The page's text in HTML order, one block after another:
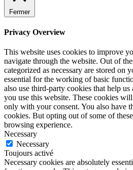
Fermer
Privacy Overview
This website uses cookies to improve
navigate through the website. Out of
categorized as necessary are stored on
essential for the working of basic
also use third-party cookies that help
you use this website. These cookies
only with your consent. You also have
cookies. But opting out of some of
browsing experience.
Necessary
Necessary
Toujours activé
Necessary cookies are absolutely